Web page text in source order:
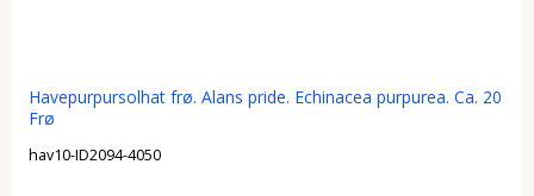
Havepurpursolhat frø. Alans pride. Echinacea purpurea. Ca. 20
Frø
hav10-ID2094-4050